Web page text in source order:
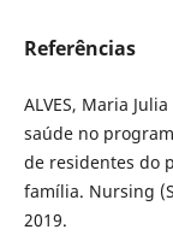
Referências
ALVES, Maria
saúde no
de residentes do
família. Nursing
2019.